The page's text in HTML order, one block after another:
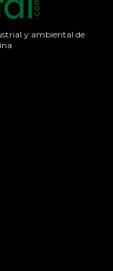
y ambiental de